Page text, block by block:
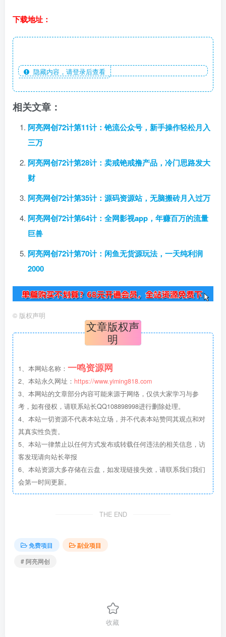
下载地址：
隐藏内容，请登录后查看
相关文章：
阿亮网创72计第11计：铯流公众号，新手操作轻松月入
三万
阿亮网创72计第28计：卖戒铯戒撸产品，冷门思路发大
财
阿亮网创72计第35计：源码资源站，无脑搬砖月入过万
阿亮网创72计第64计：全网影视app，年赚百万的流量
巨兽
阿亮网创72计第70计：闲鱼无货源玩法，一天纯利润
2000
© 版权声明
文章版权声
明
1、本网站名称： 一鸣资源网
2、本站永久网址： https://www.yiming818.com
3、本网站的文章部分内容可能来源于网络，仅供大家学习与参
考，如有侵权，请联系站长QQ108898998进行删除处理。
4、本站一切资源不代表本站立场，并不代表本站赞同其观点和对
其真实性负责。
5、本站一律禁止以任何方式发布或转载任何违法的相关信息，访
客发现请向站长举报
6、本站资源大多存储在云盘，如发现链接失效，请联系我们我们
会第一时间更新。
THE END
免费项目
副业项目
# 阿亮网创
收藏